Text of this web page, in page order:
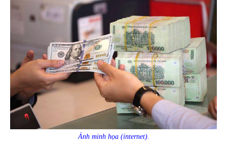
Ảnh minh họa (internet).